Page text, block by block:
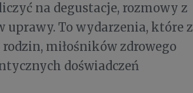
na degustacje, rozmowy z
To wydarzenia, które z
miłośników zdrowego
doświadczeń